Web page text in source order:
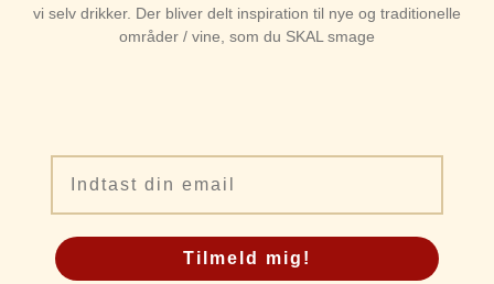
vi selv drikker. Der bliver delt inspiration til nye og traditionelle
områder / vine, som du SKAL smage
Tilmeld mig!